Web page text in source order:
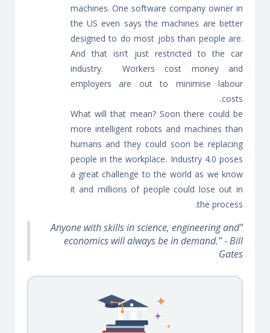
machines. One software company owner in
the US even says the machines are better
designed to do most jobs than people are.
And that isn’t just restricted to the car
industry. Workers cost money and
employers are out to minimise labour
costs.
What will that mean? Soon there could be
more intelligent robots and machines than
humans and they could soon be replacing
people in the workplace. Industry 4.0 poses
a great challenge to the world as we know
it and millions of people could lose out in
the process.
"Anyone with skills in science, engineering and
economics will always be in demand." - Bill
Gates